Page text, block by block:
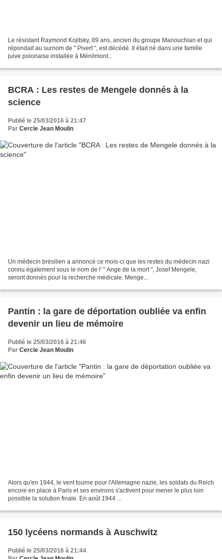
Le résistant Raymond Kojitsky, 89 ans, ancien du groupe Manouchian et qui
répondait au surnom de " Pivert ", est décédé. Il était né dans une famille
juive polonaise installée à Ménilmont...
BCRA : Les restes de Mengele donnés à la
science
Publié le 25/03/2016 à 21:47
Par Cercle Jean Moulin
Un médecin brésilien a annoncé ce mois-ci que les restes du médecin nazi
connu également sous le nom de l' " Ange de la mort ", Josef Mengele,
seront donnés pour la recherche médicale. Menge...
Pantin : la gare de déportation oubliée va enfin
devenir un lieu de mémoire
Publié le 25/03/2016 à 21:46
Par Cercle Jean Moulin
Alors qu'en 1944, le vent tourne pour l'Allemagne nazie, les soldats du Reich
encore en place à Paris et ses environs s'activent pour mener le plus loin
possible la solution finale. En août 1944 ...
150 lycéens normands à Auschwitz
Publié le 25/03/2016 à 21:44